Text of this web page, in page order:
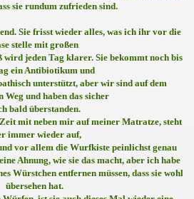
sie rundum zufrieden sind.
Sie frisst wieder alles, was ich ihr vor die
stelle mit großen
wird jeden Tag klarer. Sie bekommt noch bis
ein Antibiotikum und
unterstützt, aber wir sind auf dem
Weg und haben das sicher
bald überstanden.
mit neben mir auf meiner Matratze, steht
immer wieder auf,
vor allem die Wurfkiste peinlichst genau
Ahnung, wie sie das macht, aber ich habe
Würstchen entfernen müssen, dass sie wohl
übersehen hat.